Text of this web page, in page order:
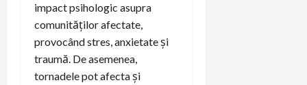
impact psihologic asupra
comunităților afectate,
provocând stres, anxietate și
traumă. De asemenea,
tornadele pot afecta și